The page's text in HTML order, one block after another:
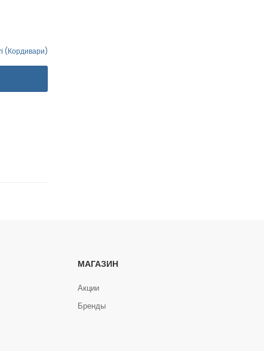
(Кордивари)
МАГАЗИН
Акции
Бренды